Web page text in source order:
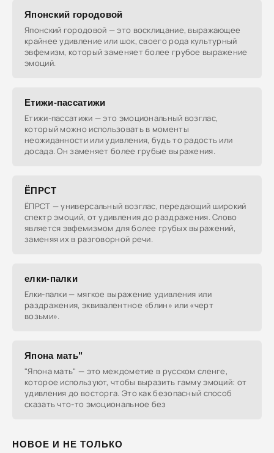
НОВОЕ И НЕ ТОЛЬКО
Японский городовой
Японский городовой — это восклицание, выражающее
крайнее удивление или шок, своего рода культурный
эвфемизм, который заменяет более грубое выражение
эмоций.
Етижи-пассатижи
Етижи-пассатижи — это эмоциональный возглас,
который можно использовать в моменты
неожиданности или удивления, будь то радость или
досада. Он заменяет более грубые выражения.
ЁПРСТ
ЁПРСТ — универсальный возглас, передающий широкий
спектр эмоций, от удивления до раздражения. Слово
является эвфемизмом для более грубых выражений,
заменяя их в разговорной речи.
елки-палки
Елки-палки — мягкое выражение удивления или
раздражения, эквивалентное «блин» или «черт
возьми».
Япона мать"
"Япона мать" — это междометие в русском сленге,
которое используют, чтобы выразить гамму эмоций: от
удивления до восторга. Это как безопасный способ
сказать что-то эмоциональное без